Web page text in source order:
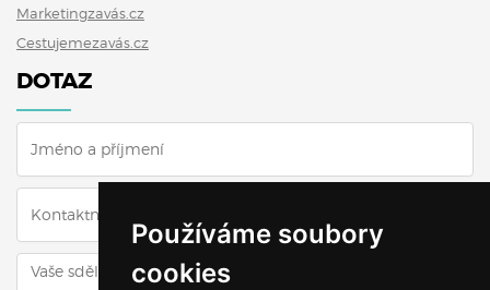
Používáme soubory
cookies
Marketingzavás.cz
Cestujemezavás.cz
DOTAZ